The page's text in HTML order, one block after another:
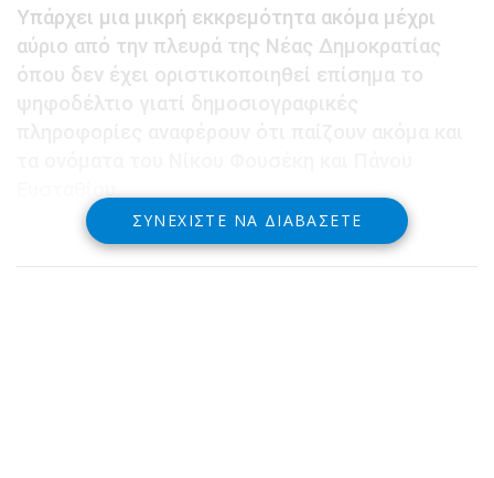
Υπάρχει μια μικρή εκκρεμότητα ακόμα μέχρι
αύριο από την πλευρά της Νέας Δημοκρατίας
όπου δεν έχει οριστικοποιηθεί επίσημα το
Ευσταθίου.
ΣΥΝΕΧΊΣΤΕ ΝΑ ΔΙΑΒΆΣΕΤΕ